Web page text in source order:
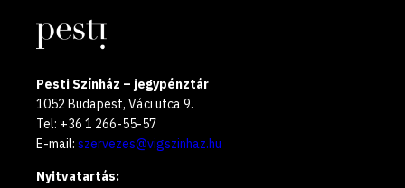
Pesti Színház – jegypénztár
1052 Budapest, Váci utca 9.
Tel: +36 1 266-55-57
E-mail: szervezes@vigszinhaz.hu
Nyitvatartás: